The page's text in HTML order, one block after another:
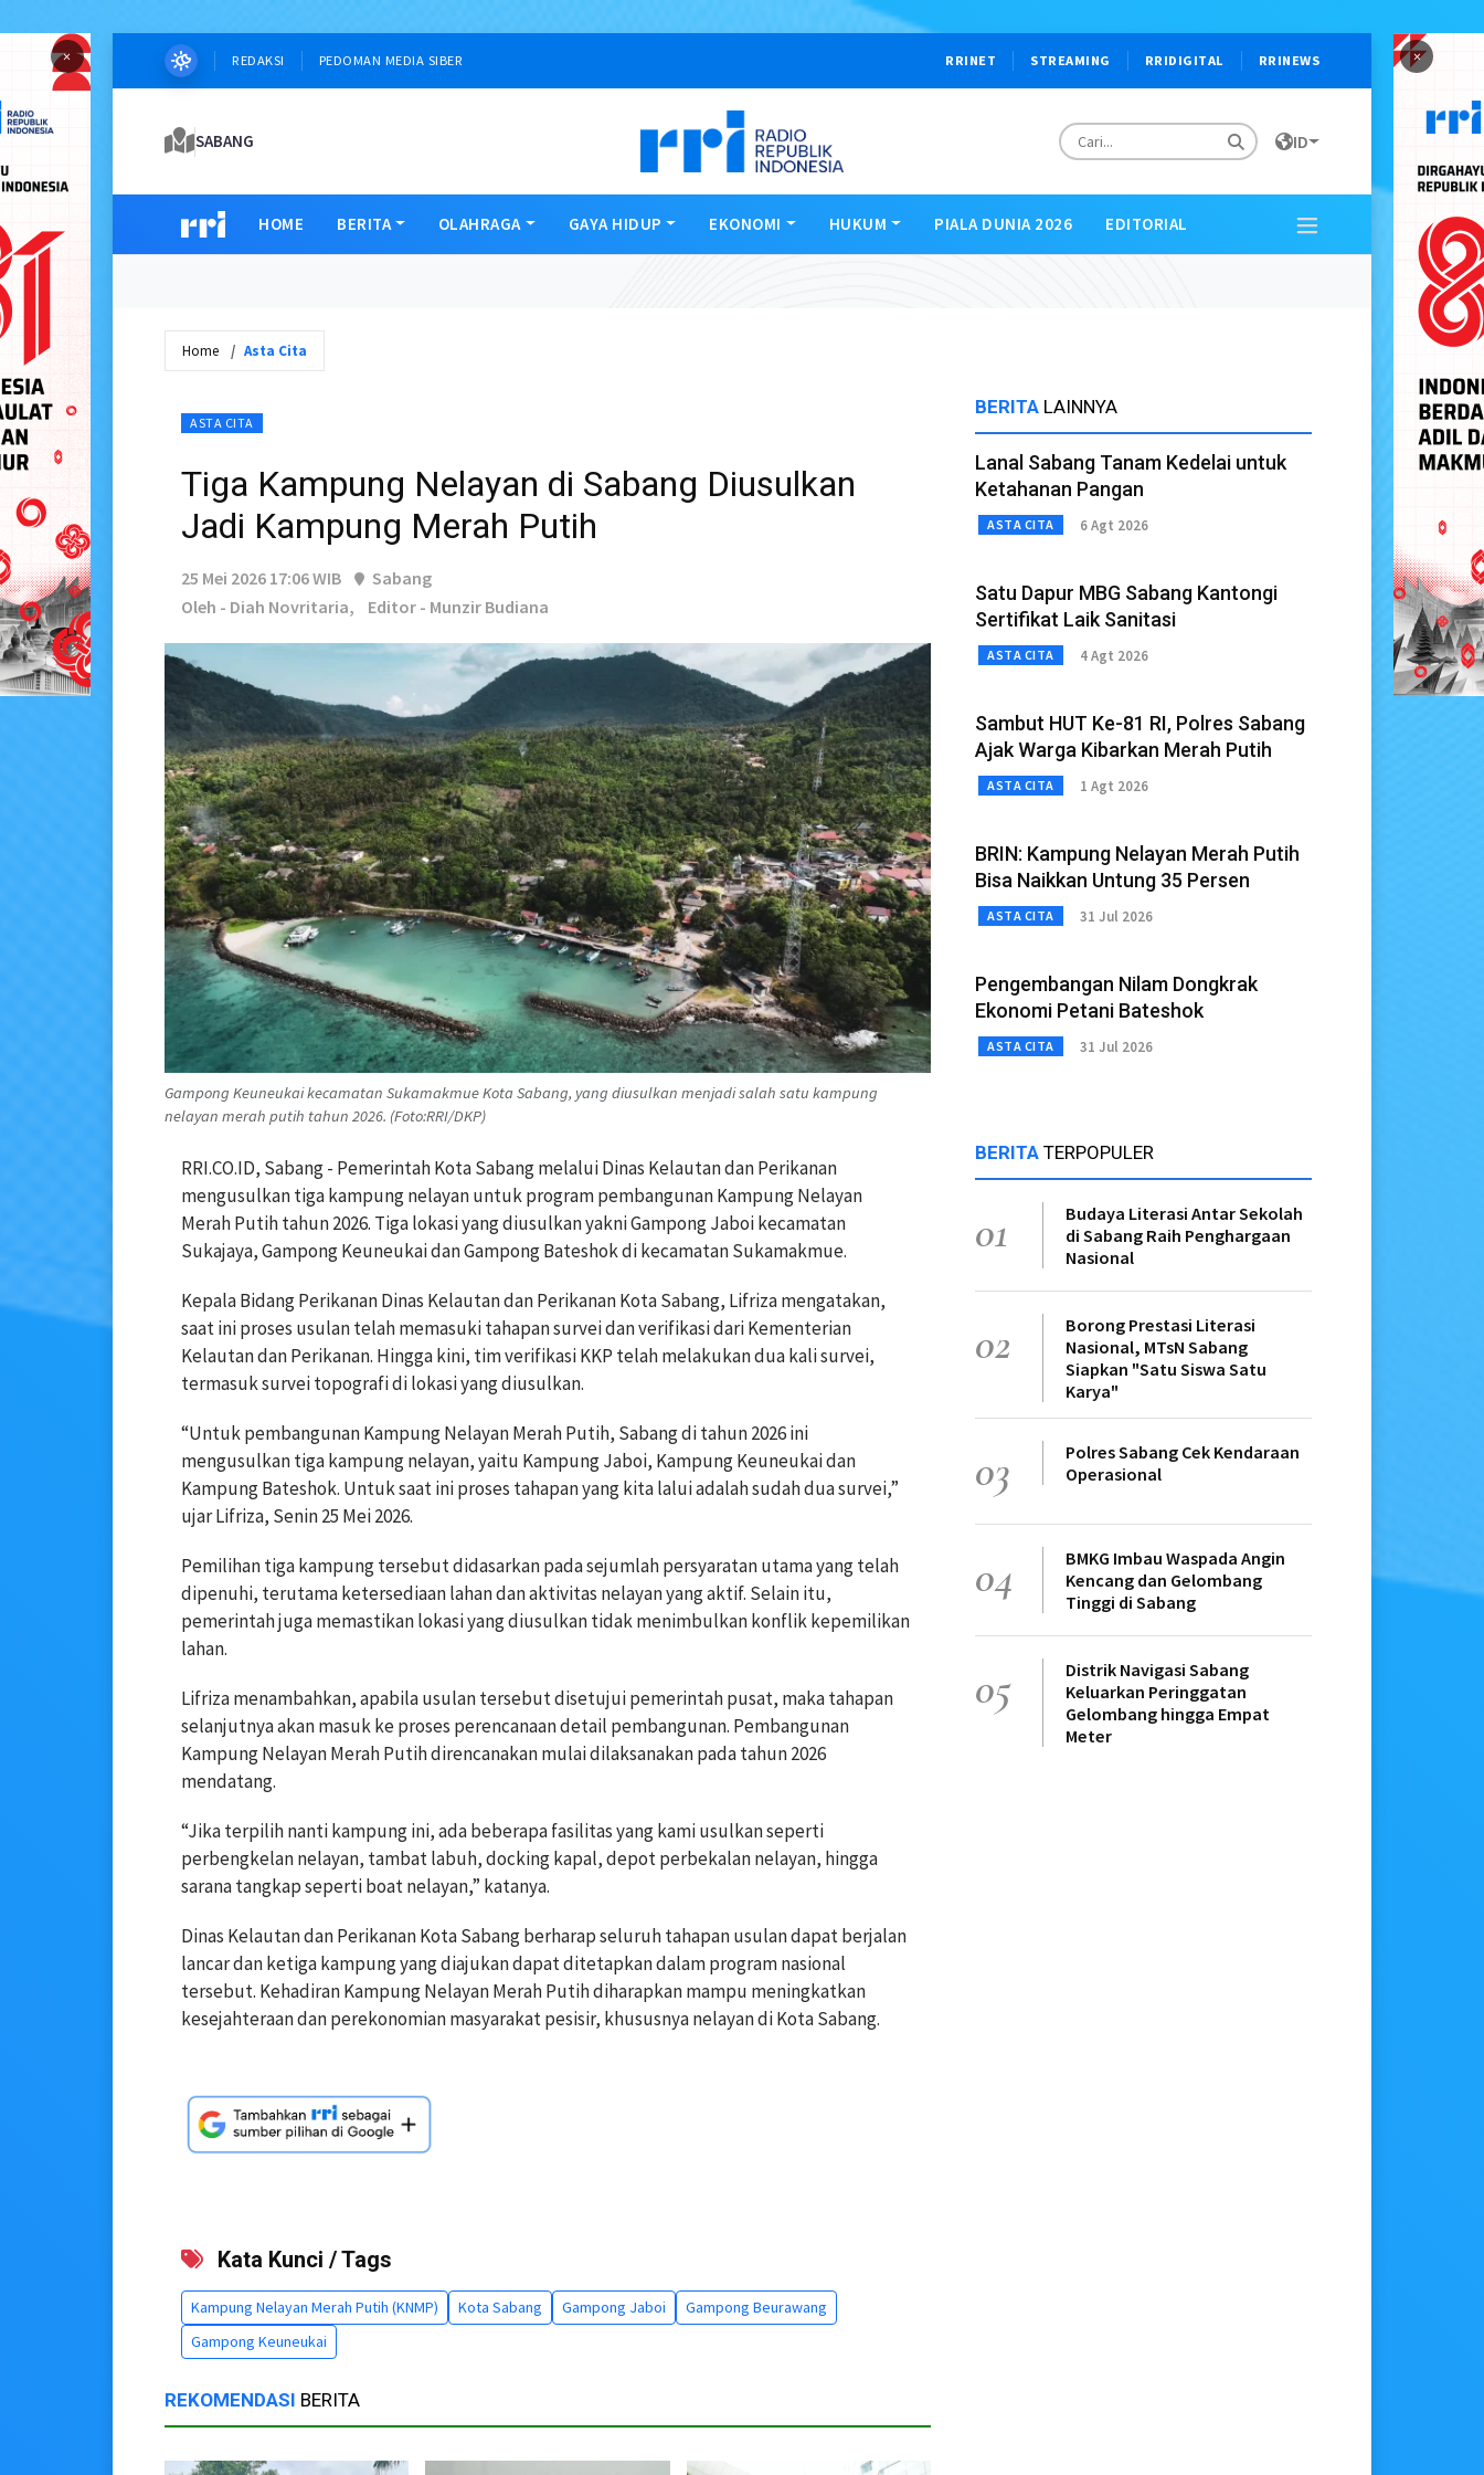
× ×
REDAKSI PEDOMAN MEDIA SIBER RRINET STREAMING RRIDIGITAL RRINEWS
SABANG ID
HOME BERITA OLAHRAGA GAYA HIDUP EKONOMI HUKUM PIALA DUNIA 2026 EDITORIAL
Home Asta Cita
ASTA CITA
Tiga Kampung Nelayan di Sabang Diusulkan
Jadi Kampung Merah Putih
25 Mei 2026 17:06 WIB
Sabang
Oleh - Diah Novritaria,
Editor - Munzir Budiana
Gampong Keuneukai kecamatan Sukamakmue Kota Sabang, yang diusulkan menjadi salah satu kampung
nelayan merah putih tahun 2026. (Foto:RRI/DKP)
RRI.CO.ID, Sabang - Pemerintah Kota Sabang melalui Dinas Kelautan dan Perikanan
mengusulkan tiga kampung nelayan untuk program pembangunan Kampung Nelayan
Merah Putih tahun 2026. Tiga lokasi yang diusulkan yakni Gampong Jaboi kecamatan
Sukajaya, Gampong Keuneukai dan Gampong Bateshok di kecamatan Sukamakmue.
Kepala Bidang Perikanan Dinas Kelautan dan Perikanan Kota Sabang, Lifriza mengatakan,
saat ini proses usulan telah memasuki tahapan survei dan verifikasi dari Kementerian
Kelautan dan Perikanan. Hingga kini, tim verifikasi KKP telah melakukan dua kali survei,
termasuk survei topografi di lokasi yang diusulkan.
“Untuk pembangunan Kampung Nelayan Merah Putih, Sabang di tahun 2026 ini
mengusulkan tiga kampung nelayan, yaitu Kampung Jaboi, Kampung Keuneukai dan
Kampung Bateshok. Untuk saat ini proses tahapan yang kita lalui adalah sudah dua survei,”
ujar Lifriza, Senin 25 Mei 2026.
Pemilihan tiga kampung tersebut didasarkan pada sejumlah persyaratan utama yang telah
dipenuhi, terutama ketersediaan lahan dan aktivitas nelayan yang aktif. Selain itu,
pemerintah juga memastikan lokasi yang diusulkan tidak menimbulkan konflik kepemilikan
lahan.
Lifriza menambahkan, apabila usulan tersebut disetujui pemerintah pusat, maka tahapan
selanjutnya akan masuk ke proses perencanaan detail pembangunan. Pembangunan
Kampung Nelayan Merah Putih direncanakan mulai dilaksanakan pada tahun 2026
mendatang.
“Jika terpilih nanti kampung ini, ada beberapa fasilitas yang kami usulkan seperti
perbengkelan nelayan, tambat labuh, docking kapal, depot perbekalan nelayan, hingga
sarana tangkap seperti boat nelayan,” katanya.
Dinas Kelautan dan Perikanan Kota Sabang berharap seluruh tahapan usulan dapat berjalan
lancar dan ketiga kampung yang diajukan dapat ditetapkan dalam program nasional
tersebut. Kehadiran Kampung Nelayan Merah Putih diharapkan mampu meningkatkan
kesejahteraan dan perekonomian masyarakat pesisir, khususnya nelayan di Kota Sabang.
Kata Kunci / Tags
Kampung Nelayan Merah Putih (KNMP) Kota Sabang Gampong Jaboi
Gampong Beurawang
Gampong Keuneukai
REKOMENDASI BERITA
BERITA LAINNYA
Lanal Sabang Tanam Kedelai untuk
Ketahanan Pangan
ASTA CITA 6 Agt 2026
Satu Dapur MBG Sabang Kantongi
Sertifikat Laik Sanitasi
ASTA CITA 4 Agt 2026
Sambut HUT Ke-81 RI, Polres Sabang
Ajak Warga Kibarkan Merah Putih
ASTA CITA 1 Agt 2026
BRIN: Kampung Nelayan Merah Putih
Bisa Naikkan Untung 35 Persen
ASTA CITA 31 Jul 2026
Pengembangan Nilam Dongkrak
Ekonomi Petani Bateshok
ASTA CITA 31 Jul 2026
BERITA TERPOPULER
01
Budaya Literasi Antar Sekolah
di Sabang Raih Penghargaan
Nasional
02
Borong Prestasi Literasi
Nasional, MTsN Sabang
Siapkan "Satu Siswa Satu
Karya"
03
Polres Sabang Cek Kendaraan
Operasional
04
BMKG Imbau Waspada Angin
Kencang dan Gelombang
Tinggi di Sabang
05
Distrik Navigasi Sabang
Keluarkan Peringgatan
Gelombang hingga Empat
Meter